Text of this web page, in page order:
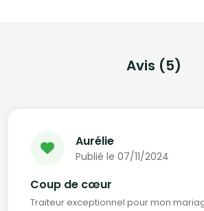
Avis (5)
Aurélie
Publié le 07/11/2024
Coup de cœur
Traiteur exceptionnel pour mon